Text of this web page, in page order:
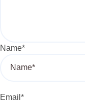
Name*
Email *